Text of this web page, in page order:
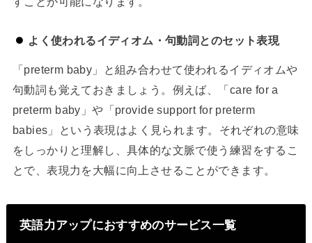
よく使われるイディオム・句動詞とのセット表現
「preterm baby」と組み合わせて使われるイディオムや
句動詞も覚えておきましょう。例えば、「care for a
preterm baby」や「provide support for preterm
babies」という表現はよく見られます。それぞれの意味
をしっかりと理解し、具体的な文脈で使う練習をするこ
とで、表現力を大幅に向上させることができます。
英語力アップにおすすめのサービス一覧